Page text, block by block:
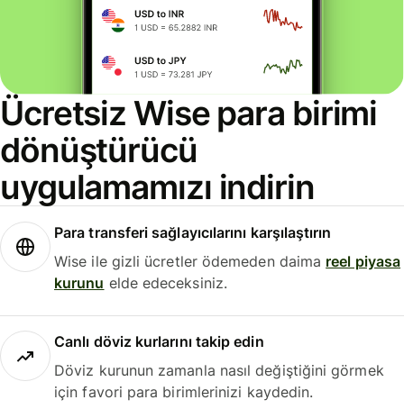
Ücretsiz Wise para birimi
dönüştürücü
uygulamamızı indirin
Para transferi sağlayıcılarını karşılaştırın
Wise ile gizli ücretler ödemeden daima reel piyasa
kurunu elde edeceksiniz.
Canlı döviz kurlarını takip edin
Döviz kurunun zamanla nasıl değiştiğini görmek
için favori para birimlerinizi kaydedin.